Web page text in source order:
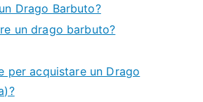
Drago Barbuto?
un drago barbuto?
per acquistare un Drago